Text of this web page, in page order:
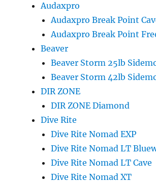
Audaxpro
Audaxpro Break Point
Audaxpro Break Point
Beaver
Beaver Storm 25lb
Beaver Storm 42lb
DIR ZONE
DIR ZONE Diamond
Dive Rite
Dive Rite Nomad EXP
Dive Rite Nomad LT
Dive Rite Nomad LT Cave
Dive Rite Nomad XT